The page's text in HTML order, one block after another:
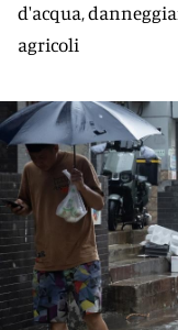
d'acqua,
agricoli